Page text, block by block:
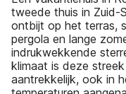
tweede thuis in Zuid-
ontbijt op het terras,
pergola en lange
indrukwekkende
klimaat is deze
aantrekkelijk, ook in